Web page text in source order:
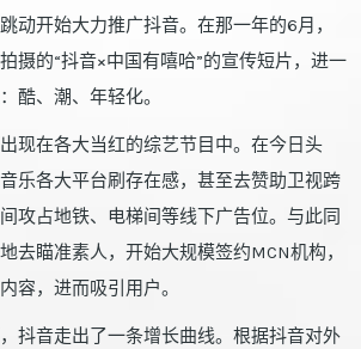
动开始大力推广抖音。在那一年的6月，
摄的“抖音×中国有嘻哈”的宣传短片，进一
酷、潮、年轻化。
现在各大当红的综艺节目中。在今日头
乐各大平台刷存在感，甚至去赞助卫视跨
攻占地铁、电梯间等线下广告位。与此同
去瞄准素人，开始大规模签约MCN机构，
容，进而吸引用户。
抖音走出了一条增长曲线。根据抖音对外